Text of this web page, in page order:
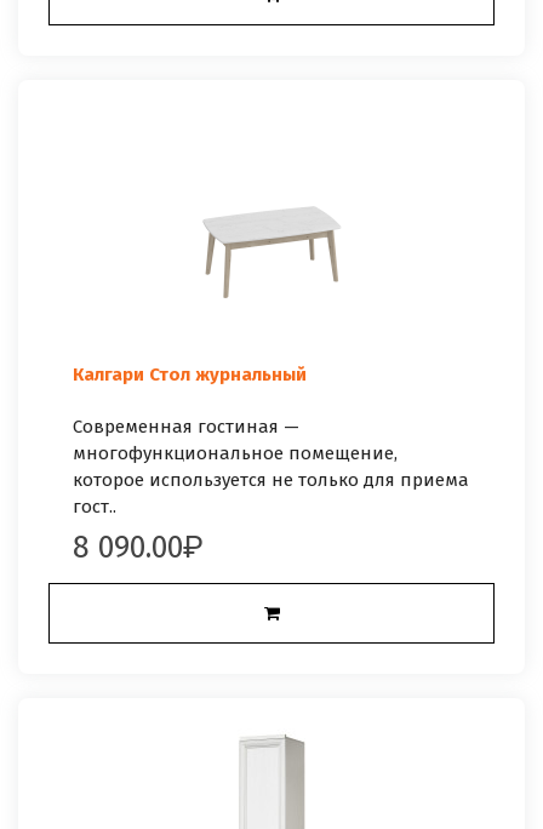
Калгари Стол журнальный
Современная гостиная —
многофункциональное помещение,
которое используется не только для приема
гост..
8 090.00